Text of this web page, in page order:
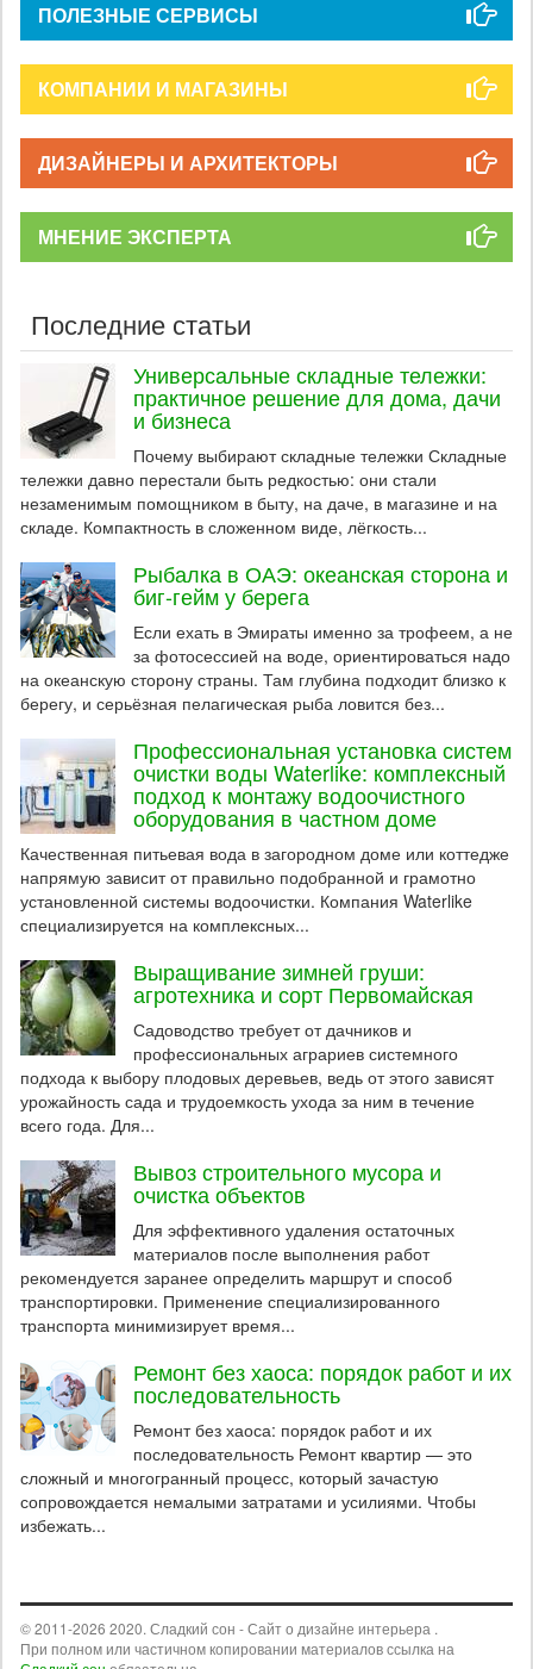
ПОЛЕЗНЫЕ СЕРВИСЫ
КОМПАНИИ И МАГАЗИНЫ
ДИЗАЙНЕРЫ И АРХИТЕКТОРЫ
МНЕНИЕ ЭКСПЕРТА
Последние статьи
Универсальные складные тележки:
практичное решение для дома, дачи
и бизнеса
Почему выбирают складные тележки Складные
тележки давно перестали быть редкостью: они стали
незаменимым помощником в быту, на даче, в магазине и на
складе. Компактность в сложенном виде, лёгкость...
Рыбалка в ОАЭ: океанская сторона и
биг-гейм у берега
Если ехать в Эмираты именно за трофеем, а не
за фотосессией на воде, ориентироваться надо
на океанскую сторону страны. Там глубина подходит близко к
берегу, и серьёзная пелагическая рыба ловится без...
Профессиональная установка систем
очистки воды Waterlike: комплексный
подход к монтажу водоочистного
оборудования в частном доме
Качественная питьевая вода в загородном доме или коттедже
напрямую зависит от правильно подобранной и грамотно
установленной системы водоочистки. Компания Waterlike
специализируется на комплексных...
Выращивание зимней груши:
агротехника и сорт Первомайская
Садоводство требует от дачников и
профессиональных аграриев системного
подхода к выбору плодовых деревьев, ведь от этого зависят
урожайность сада и трудоемкость ухода за ним в течение
всего года. Для...
Вывоз строительного мусора и
очистка объектов
Для эффективного удаления остаточных
материалов после выполнения работ
рекомендуется заранее определить маршрут и способ
транспортировки. Применение специализированного
транспорта минимизирует время...
Ремонт без хаоса: порядок работ и их
последовательность
Ремонт без хаоса: порядок работ и их
последовательность Ремонт квартир — это
сложный и многогранный процесс, который зачастую
сопровождается немалыми затратами и усилиями. Чтобы
избежать...
© 2011-2026 2020. Сладкий сон - Сайт о дизайне интерьера .
При полном или частичном копировании материалов ссылка на